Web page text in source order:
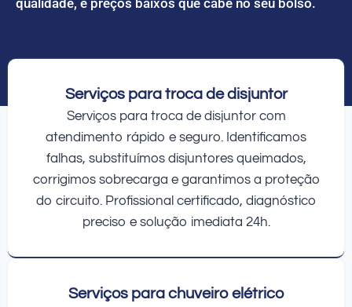
Serviços para troca de disjuntor
Serviços para troca de disjuntor com
atendimento rápido e seguro. Identificamos
falhas, substituímos disjuntores queimados,
corrigimos sobrecarga e garantimos a proteção
do circuito. Profissional certificado, diagnóstico
preciso e solução imediata 24h.
Serviços para chuveiro elétrico